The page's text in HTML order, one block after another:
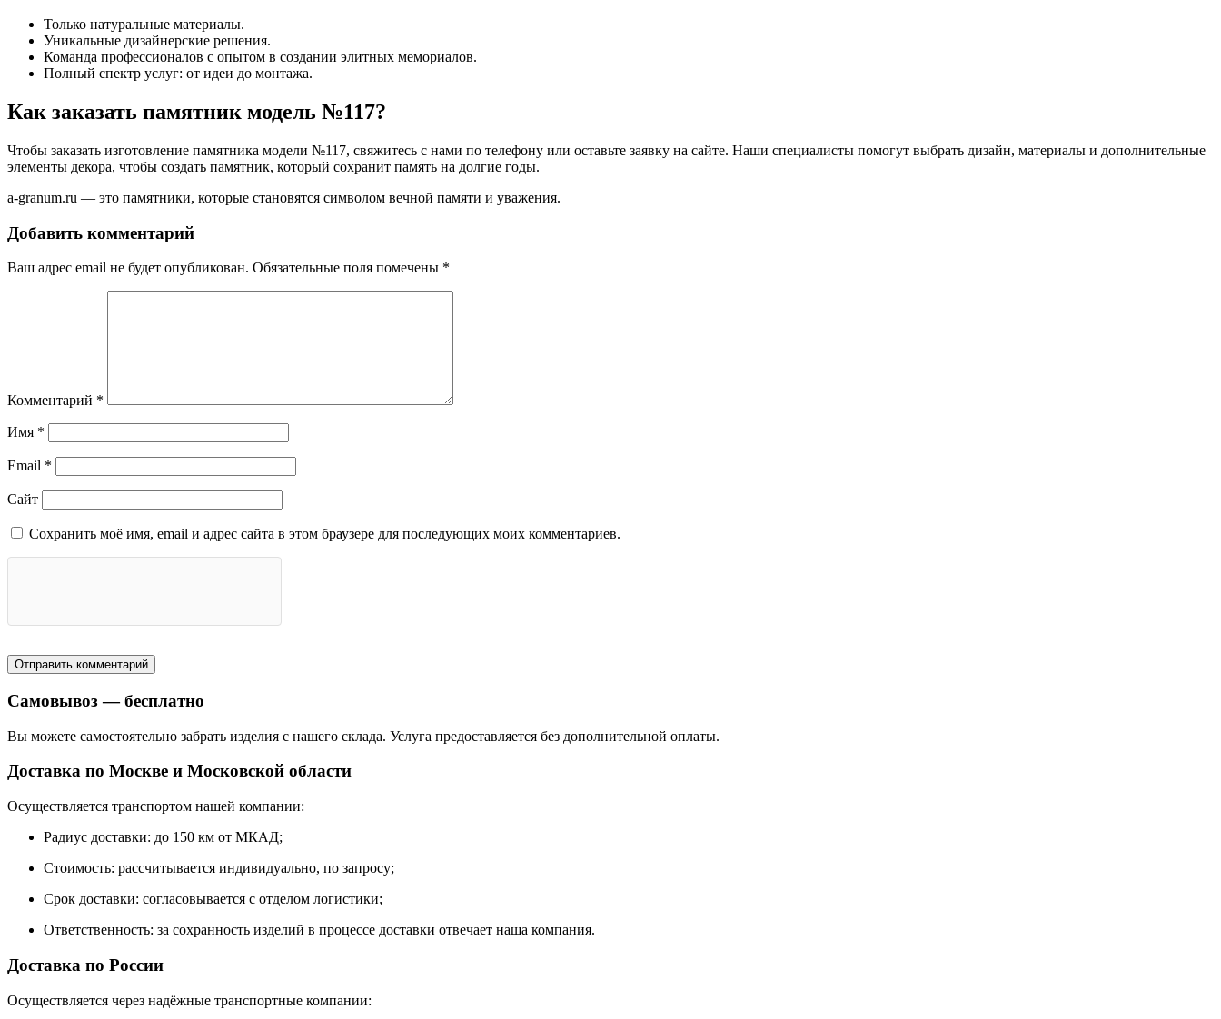
Только натуральные материалы.
Уникальные дизайнерские решения.
Команда профессионалов с опытом в создании элитных мемориалов.
Полный спектр услуг: от идеи до монтажа.
Как заказать памятник модель №117?
Чтобы заказать изготовление памятника модели №117, свяжитесь с нами по телефону или оставьте заявку на сайте. Наши специалисты помогут выбрать дизайн, материалы и дополнительные
элементы декора, чтобы создать памятник, который сохранит память на долгие годы.
a-granum.ru — это памятники, которые становятся символом вечной памяти и уважения.
Добавить комментарий
Ваш адрес email не будет опубликован. Обязательные поля помечены *
Комментарий *
Имя *
Email *
Сайт
Сохранить моё имя, email и адрес сайта в этом браузере для последующих моих комментариев.
Самовывоз — бесплатно
Вы можете самостоятельно забрать изделия с нашего склада. Услуга предоставляется без дополнительной оплаты.
Доставка по Москве и Московской области
Осуществляется транспортом нашей компании:
Радиус доставки: до 150 км от МКАД;
Стоимость: рассчитывается индивидуально, по запросу;
Срок доставки: согласовывается с отделом логистики;
Ответственность: за сохранность изделий в процессе доставки отвечает наша компания.
Доставка по России
Осуществляется через надёжные транспортные компании: